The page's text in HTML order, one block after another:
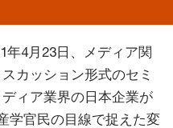
年4月23日、メディア関
カッション形式のセミ
ィア業界の日本企業が
学官民の目線で捉えた変